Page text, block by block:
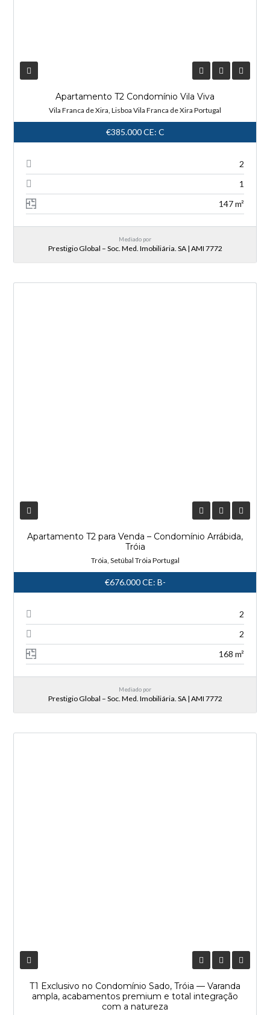
Apartamento T2 Condomínio Vila Viva
Vila Franca de Xira, Lisboa Vila Franca de Xira Portugal
€385.000CE: C
2
1
147 m²
Mediado por
Prestigio Global – Soc. Med. Imobiliária. SA | AMI 7772
Apartamento T2 para Venda – Condomínio Arrábida,
Tróia
Tróia, Setúbal Tróia Portugal
€676.000CE: B-
2
2
168 m²
Mediado por
Prestigio Global – Soc. Med. Imobiliária. SA | AMI 7772
T1 Exclusivo no Condomínio Sado, Tróia — Varanda
ampla, acabamentos premium e total integração
com a natureza